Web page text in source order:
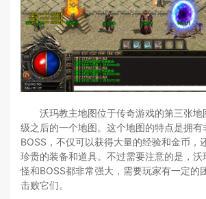
沃玛教主地图位于传奇游戏的第三张
级之后的一个地图。这个地图的特点是拥有
BOSS，不仅可以获得大量的经验和金币，
珍贵的装备和道具。不过需要注意的是，沃
怪和BOSS都非常强大，需要玩家有一定的
击败它们。